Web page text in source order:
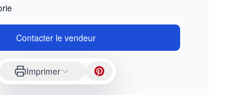
Contacter le vendeur
Imprimer